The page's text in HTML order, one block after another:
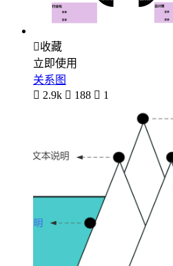
收藏
立即使用
关系图
 2.9k  188  1